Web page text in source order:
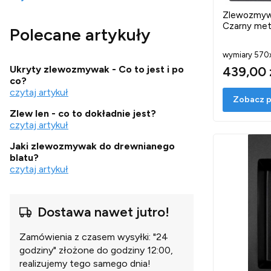
Polecane artykuły
Ukryty zlewozmywak - Co to jest i po
co?
czytaj artykuł
Zlew len - co to dokładnie jest?
czytaj artykuł
Jaki zlewozmywak do drewnianego
blatu?
czytaj artykuł
Dostawa nawet jutro!
Zamówienia z czasem wysyłki: "24
godziny" złożone do godziny 12:00,
realizujemy tego samego dnia!
Czarny
wymiary
439,00
Zobacz